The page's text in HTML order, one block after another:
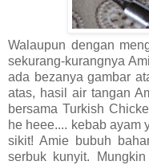
Walaupun dengan
sekurang-kurangnya
ada bezanya gambar
atas, hasil air tangan
bersama Turkish
he heee.... kebab ayam
sikit! Amie bubuh
serbuk kunyit.